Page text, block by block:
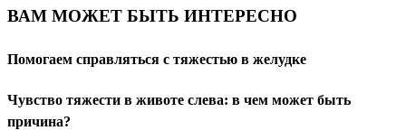
ВАМ МОЖЕТ БЫТЬ ИНТЕРЕСНО
Помогаем справляться с тяжестью в желудке
Чувство тяжести в животе слева: в чем может быть
причина?